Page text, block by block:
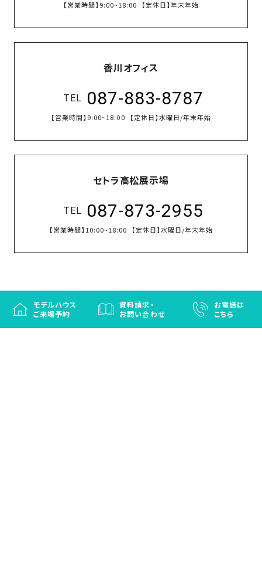
モデルハウス
ご来場予約
資料請求・
お問い合わせ
お電話は
こちら
【営業時間】 9:00~18:00 【定休日】年末年始
香川オフィス
TEL 087-883-8787
【営業時間】 9:00~18:00 【定休日】水曜日/年末年始
セトラ高松展示場
TEL 087-873-2955
【営業時間】 10:00~18:00 【定休日】水曜日/年末年始